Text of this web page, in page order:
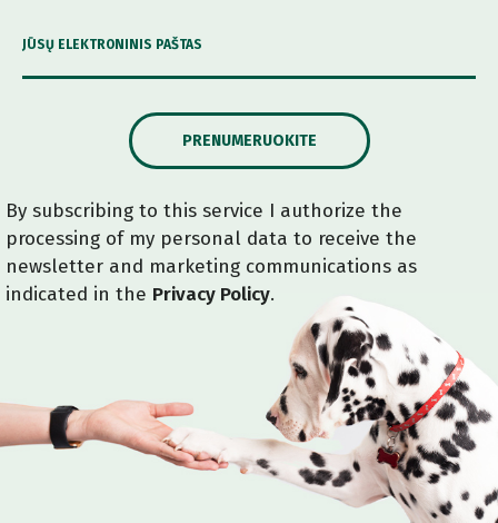
JŪSŲ ELEKTRONINIS PAŠTAS
PRENUMERUOKITE
By subscribing to this service I authorize the
processing of my personal data to receive the
newsletter and marketing communications as
indicated in the Privacy Policy.